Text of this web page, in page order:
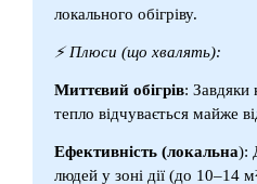
локального обігріву.
⚡️ Плюси (що хвалять):
Миттєвий обігрів: Завдяки
тепло відчувається майже
Ефективність (локальна):
людей у зоні дії (до 10–14